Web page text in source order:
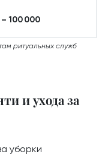
100 000
ритуальных служб
и ухода за
уборки